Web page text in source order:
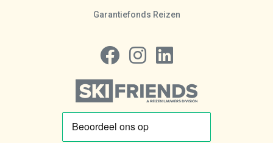
Garantiefonds Reizen
Volg ons op Facebook
Volg ons op Instagram
Volg ons op LinkedIn